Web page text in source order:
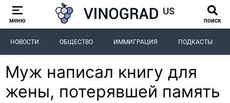
меню поиск
НОВОСТИ ОБЩЕСТВО ИММИГРАЦИЯ ПОДКАСТЫ
Муж написал книгу для
жены, потерявшей память